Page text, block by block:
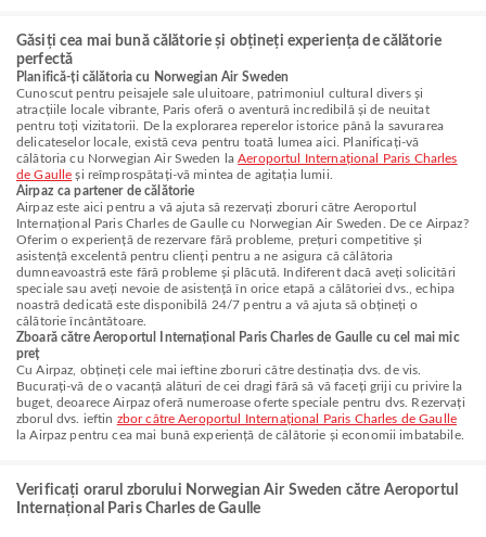
Găsiți cea mai bună călătorie și obțineți experiența de călătorie
perfectă
Planifică-ți călătoria cu Norwegian Air Sweden
Cunoscut pentru peisajele sale uluitoare, patrimoniul cultural divers și
atracțiile locale vibrante, Paris oferă o aventură incredibilă și de neuitat
pentru toți vizitatorii. De la explorarea reperelor istorice până la savurarea
delicateselor locale, există ceva pentru toată lumea aici. Planificați-vă
călătoria cu Norwegian Air Sweden laAeroportul Internațional Paris Charles
de Gaulle și reîmprospătați-vă mintea de agitația lumii.
Airpaz ca partener de călătorie
Airpaz este aici pentru a vă ajuta să rezervați zboruri către Aeroportul
Internațional Paris Charles de Gaulle cu Norwegian Air Sweden. De ce Airpaz?
Oferim o experiență de rezervare fără probleme, prețuri competitive și
asistență excelentă pentru clienți pentru a ne asigura că călătoria
dumneavoastră este fără probleme și plăcută. Indiferent dacă aveți solicitări
speciale sau aveți nevoie de asistență în orice etapă a călătoriei dvs., echipa
noastră dedicată este disponibilă 24/7 pentru a vă ajuta să obțineți o
călătorie încântătoare.
Zboară către Aeroportul Internațional Paris Charles de Gaulle cu cel mai mic
preț
Cu Airpaz, obțineți cele mai ieftine zboruri către destinația dvs. de vis.
Bucurați-vă de o vacanță alături de cei dragi fără să vă faceți griji cu privire la
buget, deoarece Airpaz oferă numeroase oferte speciale pentru dvs. Rezervați
zborul dvs. ieftin zbor către Aeroportul Internațional Paris Charles de Gaulle
la Airpaz pentru cea mai bună experiență de călătorie și economii imbatabile.
Verificați orarul zborului Norwegian Air Sweden către Aeroportul
Internațional Paris Charles de Gaulle